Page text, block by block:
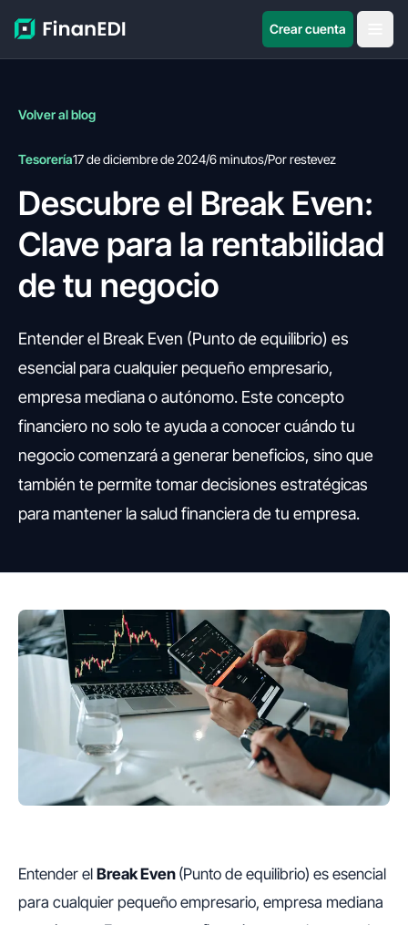
Crear cuenta
Volver al blog
Tesorería17 de diciembre de 2024/6 minutos/Por restevez
Descubre el Break Even:
Clave para la rentabilidad
de tu negocio
Entender el Break Even (Punto de equilibrio) es
esencial para cualquier pequeño empresario,
empresa mediana o autónomo. Este concepto
financiero no solo te ayuda a conocer cuándo tu
negocio comenzará a generar beneficios, sino que
también te permite tomar decisiones estratégicas
para mantener la salud financiera de tu empresa.
Entender el Break Even (Punto de equilibrio) es esencial
para cualquier pequeño empresario, empresa mediana